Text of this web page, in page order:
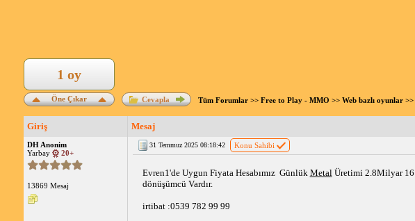
Öne Çıkar
1 oy
Cevapla Tüm Forumlar>> Free to Play - MMO >> Web bazlı oyunlar>>
Giriş Mesaj
DH Anonim
Yarbay
20+
13869 Mesaj
31 Temmuz 2025 08:18:42 Konu Sahibi
Evren1'de Uygun Fiyata Hesabımız  Günlük Metal Üretimi 2.8Milyar 16
dönüşümcü Vardır.
irtibat :0539 782 99 99